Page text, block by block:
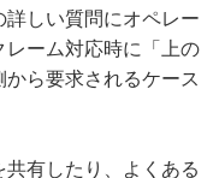
しい質問にオペレー
レーム対応時に「上の
ら要求されるケース
有したり、よくある